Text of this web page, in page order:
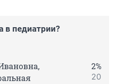
в педиатрии?
2%
20